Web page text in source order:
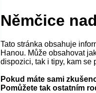
Němčice
Tato stránka obsahuje
Hanou. Může obsahovat
dispozici, tak i tipy, kam se
Pokud máte sami
Pomůžete tak ostatním